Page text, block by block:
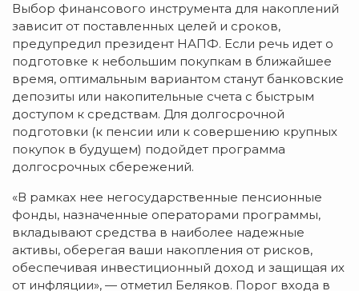
Выбор финансового инструмента для накоплений
зависит от поставленных целей и сроков,
предупредил президент НАПФ. Если речь идет о
подготовке к небольшим покупкам в ближайшее
время, оптимальным вариантом станут банковские
депозиты или накопительные счета с быстрым
доступом к средствам. Для долгосрочной
подготовки (к пенсии или к совершению крупных
покупок в будущем) подойдет программа
долгосрочных сбережений.
«В рамках нее негосударственные пенсионные
фонды, назначенные операторами программы,
вкладывают средства в наиболее надежные
активы, оберегая ваши накопления от рисков,
обеспечивая инвестиционный доход и защищая их
от инфляции», — отметил Беляков. Порог входа в